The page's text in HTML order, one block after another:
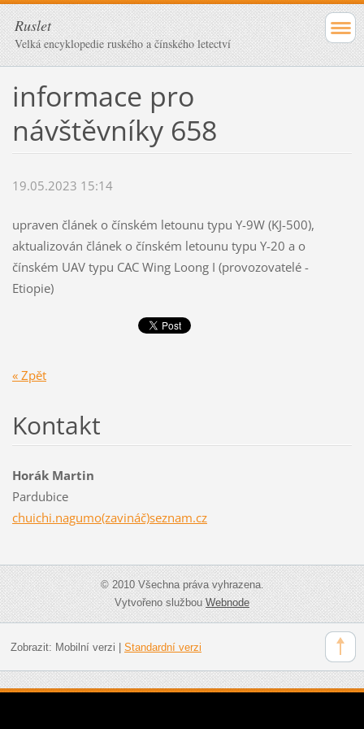
Ruslet
Velká encyklopedie ruského a čínského letectví
informace pro
návštěvníky 658
19.05.2023 15:14
upraven článek o čínském letounu typu Y-9W (KJ-500),
aktualizován článek o čínském letounu typu Y-20 a o
čínském UAV typu CAC Wing Loong I (provozovatelé -
Etiopie)
« Zpět
Kontakt
Horák Martin
Pardubice
chuichi.nagumo(zavináč)seznam.cz
© 2010 Všechna práva vyhrazena.
Vytvořeno službouWebnode
Zobrazit: Mobilní verzi Standardní verzi